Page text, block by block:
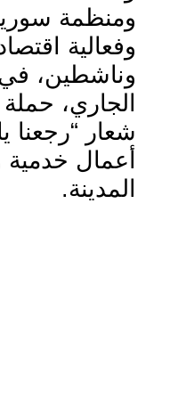
ومنظمة
وفعالية
الجاري،
شعار “رجعنا
أعمال
المدينة.